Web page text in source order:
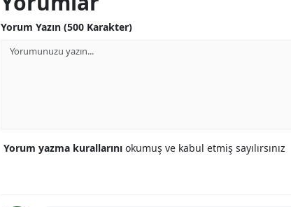
Yorum Yazın (500 Karakter)
Yorum yazma kurallarını okumuş ve kabul etmiş sayılırsınız